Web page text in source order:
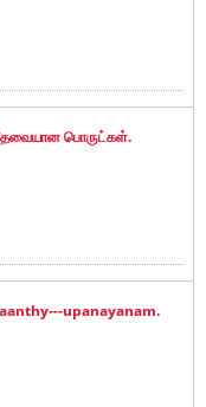
பொருட்கள்.
upanayanam.